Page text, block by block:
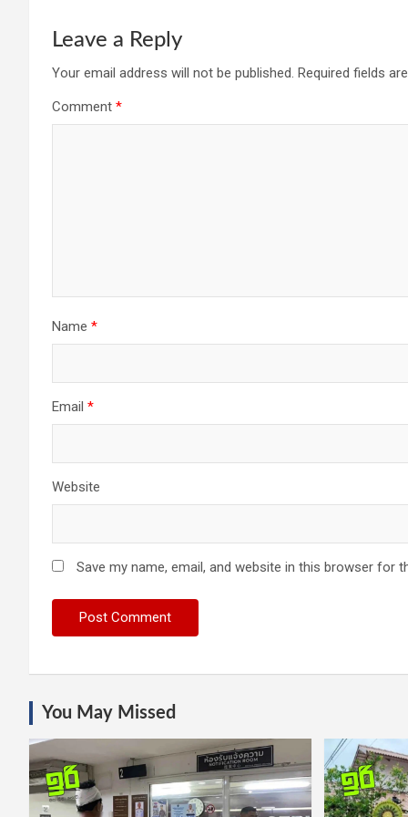
Leave a Reply
Your email address will not be published. Required fields
Comment *
Name *
Email *
Website
Save my name, email, and website in this browser for
You May Missed